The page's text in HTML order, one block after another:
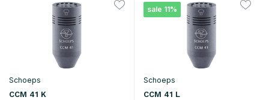
Schoeps
CCM 41 K
sale 11%
Schoeps
CCM 41 L